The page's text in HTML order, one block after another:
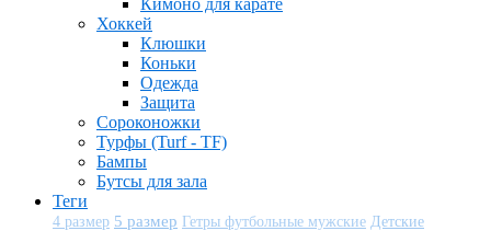
Хоккей
Клюшки
Коньки
Одежда
Защита
Сороконожки
Турфы (Turf - TF)
Бампы
Бутсы для зала
Теги
4 размер 5 размер Гетры футбольные мужские Детские